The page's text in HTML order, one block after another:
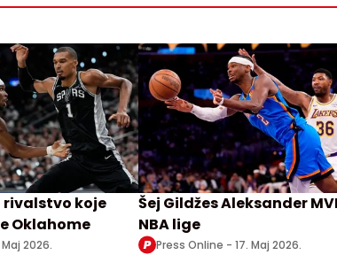
rivalstvo koje
Oklahome
2026.
Šej Gildžes Aleksander
NBA lige
Press Online - 17. Maj 2026.